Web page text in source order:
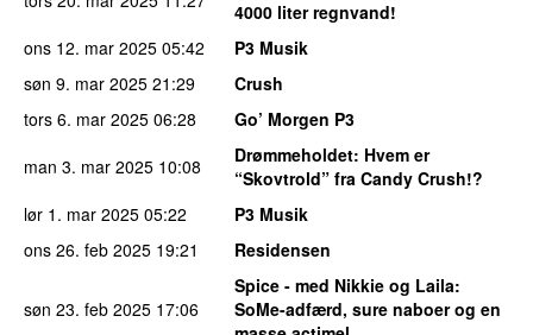
4000 liter regnvand!
ons 12. mar 2025 05:42
P3 Musik
søn 9. mar 2025 21:29
Crush
tors 6. mar 2025 06:28
Go’ Morgen P3
man 3. mar 2025 10:08 Drømmeholdet: Hvem er
“Skovtrold” fra Candy Crush!?
lør 1. mar 2025 05:22
P3 Musik
ons 26. feb 2025 19:21 Residensen
søn 23. feb 2025 17:06
Spice - med Nikkie og Laila:
SoMe-adfærd, sure naboer og en